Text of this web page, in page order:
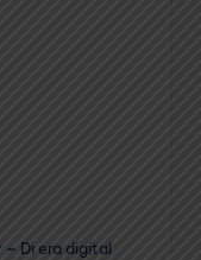
– Di era digital